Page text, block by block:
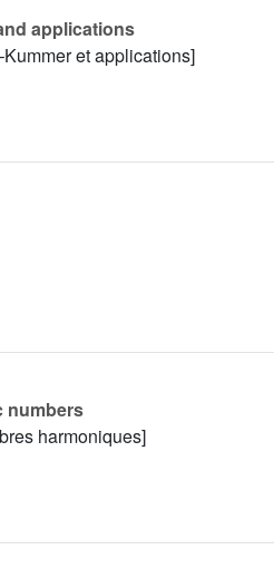
applications
et applications]
numbers
harmoniques]